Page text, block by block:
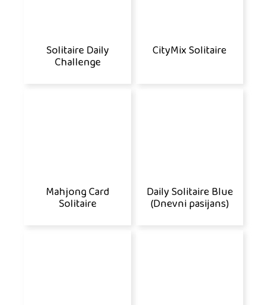
Solitaire Daily
Challenge
CityMix Solitaire
Mahjong Card
Solitaire
Daily Solitaire Blue
(Dnevni pasijans)